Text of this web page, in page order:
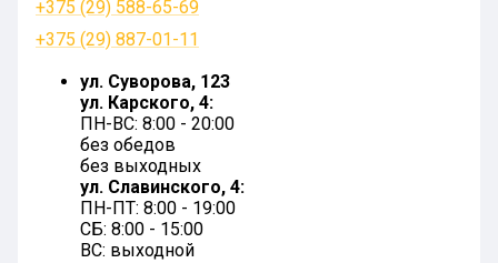
+375 (29) 588-65-69
+375 (29) 887-01-11
ул. Суворова, 123
ул. Карского, 4:
ПН-ВС: 8:00 - 20:00
без обедов
без выходных
ул. Славинского, 4:
ПН-ПТ: 8:00 - 19:00
СБ: 8:00 - 15:00
ВС: выходной